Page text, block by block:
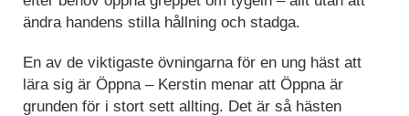
ändra handens stilla hållning och stadga.
En av de viktigaste övningarna för en ung häst att
lära sig är Öppna – Kerstin menar att Öppna är
grunden för i stort sett allting. Det är så hästen